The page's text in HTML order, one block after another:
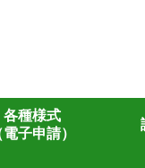
種様式
電子申請）